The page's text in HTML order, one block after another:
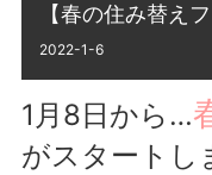
【春の住み替え
2022-1-6
1月8日から…
がスタートし